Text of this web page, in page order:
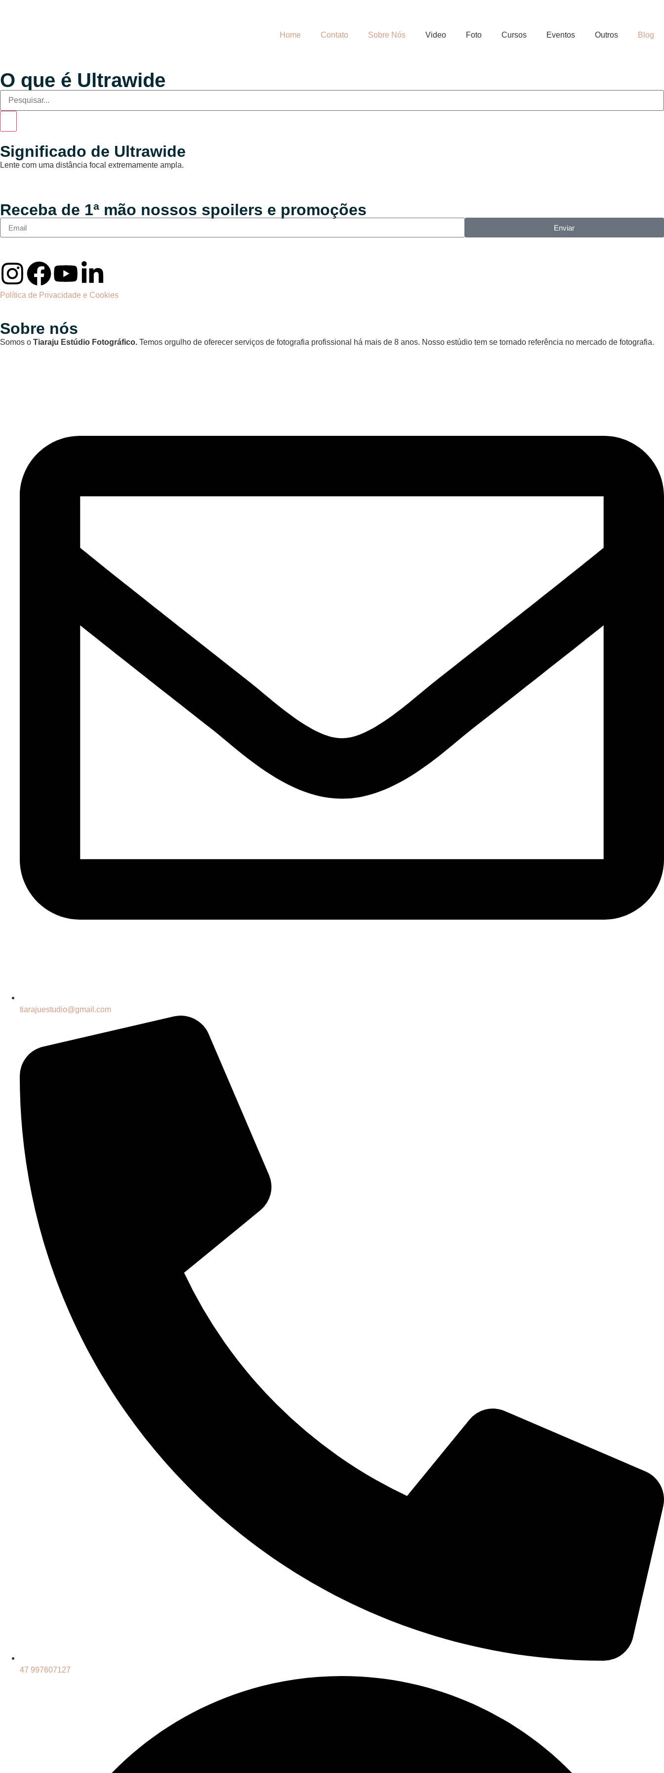
Home Contato Sobre Nós Video Foto Cursos Eventos Outros Blog
O que é Ultrawide
Significado de Ultrawide
Lente com uma distância focal extremamente ampla.
Receba de 1ª mão nossos spoilers e promoções
Enviar
Política de Privacidade e Cookies
Sobre nós
Somos o Tiaraju Estúdio Fotográfico. Temos orgulho de oferecer serviços de fotografia profissional há mais de 8 anos. Nosso estúdio tem se tornado referência no mercado de fotografia.
tiarajuestudio@gmail.com
47 997607127